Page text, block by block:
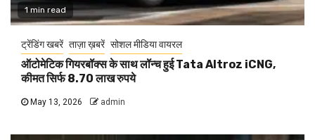
1 min read
ट्रेंडिंग खबरें ताज़ा ख़बरें सोशल मीडिया वायरल
ऑटोमेटिक गियरबॉक्स के साथ लॉन्च हुई Tata Altroz iCNG,
कीमत सिर्फ 8.70 लाख रुपये
May 13, 2026 admin